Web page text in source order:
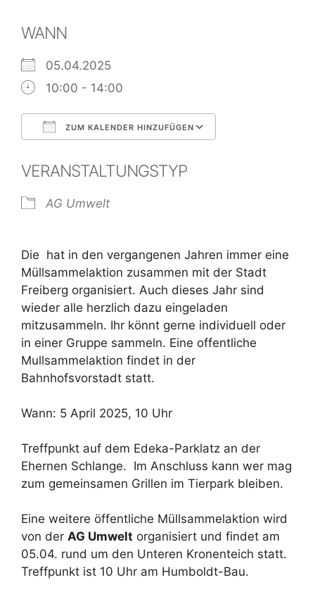
WANN
05.04.2025
10:00 - 14:00
ZUM KALENDER HINZUFÜGEN
VERANSTALTUNGSTYP
AG Umwelt
Die ­ hat in den vergangenen Jahren immer eine
Müllsammelaktion zusammen mit der Stadt
Freiberg organisiert. Auch dieses Jahr sind
wieder alle herzlich dazu eingeladen
mitzusammeln. Ihr könnt gerne individuell oder
in einer Gruppe sammeln. Eine offentliche
Mullsammelaktion findet in der
Bahnhofsvorstadt statt.
Wann: 5 April 2025, 10 Uhr
Treffpunkt auf dem Edeka-Parklatz an der
Ehernen Schlange. Im Anschluss kann wer mag
zum gemeinsamen Grillen im Tierpark bleiben.
Eine weitere öffentliche Müllsammelaktion wird
von der AG Umwelt organisiert und findet am
05.04. rund um den Unteren Kronenteich statt.
Treffpunkt ist 10 Uhr am Humboldt-Bau.